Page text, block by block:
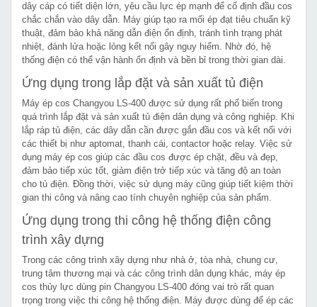
dây cáp có tiết diện lớn, yêu cầu lực ép mạnh để cố định đầu cos
chắc chắn vào dây dẫn. Máy giúp tạo ra mối ép đạt tiêu chuẩn kỹ
thuật, đảm bảo khả năng dẫn điện ổn định, tránh tình trạng phát
nhiệt, đánh lửa hoặc lỏng kết nối gây nguy hiểm. Nhờ đó, hệ
thống điện có thể vận hành ổn định và bền bỉ trong thời gian dài.
Ứng dụng trong lắp đặt và sản xuất tủ điện
Máy ép cos Changyou LS-400 được sử dụng rất phổ biến trong
quá trình lắp đặt và sản xuất tủ điện dân dụng và công nghiệp. Khi
lắp ráp tủ điện, các dây dẫn cần được gắn đầu cos và kết nối với
các thiết bị như aptomat, thanh cái, contactor hoặc relay. Việc sử
dụng máy ép cos giúp các đầu cos được ép chặt, đều và đẹp,
đảm bảo tiếp xúc tốt, giảm điện trở tiếp xúc và tăng độ an toàn
cho tủ điện. Đồng thời, việc sử dụng máy cũng giúp tiết kiệm thời
gian thi công và nâng cao tính chuyên nghiệp của sản phẩm.
Ứng dụng trong thi công hệ thống điện công
trình xây dựng
Trong các công trình xây dựng như nhà ở, tòa nhà, chung cư,
trung tâm thương mại và các công trình dân dụng khác, máy ép
cos thủy lực dùng pin Changyou LS-400 đóng vai trò rất quan
trọng trong việc thi công hệ thống điện. Máy được dùng để ép các